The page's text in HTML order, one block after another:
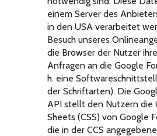
einem Server des
in den USA verarbeitet
Besuch unseres
die Browser der Nutzer
Anfragen an die Google
h. eine
der Schriftarten). Die
API stellt den Nutzern die
Sheets (CSS) von Google
die in der CCS